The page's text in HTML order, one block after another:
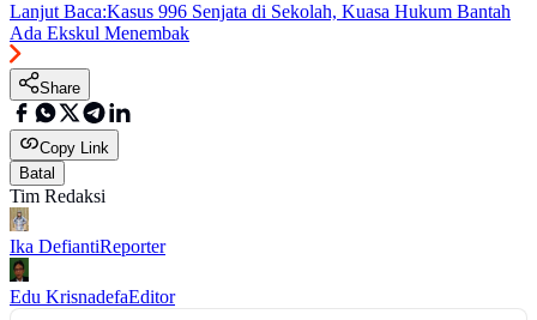
Lanjut Baca:Kasus 996 Senjata di Sekolah, Kuasa Hukum Bantah
Ada Ekskul Menembak
Share
Copy Link
Batal
Tim Redaksi
Ika DefiantiReporter
Edu KrisnadefaEditor